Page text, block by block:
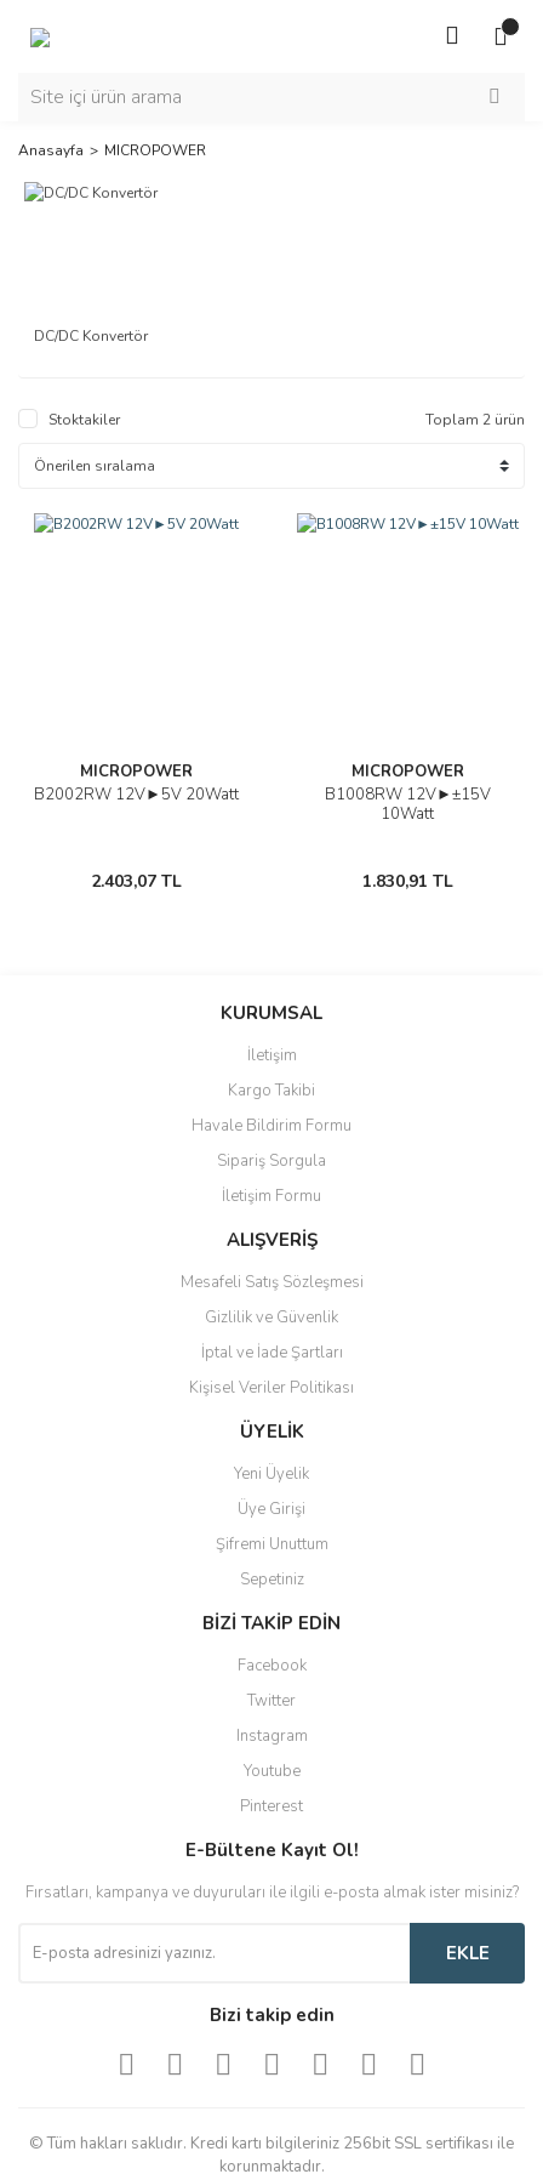
Anasayfa MICROPOWER
DC/DC Konvertör
Stoktakiler Toplam 2 ürün
MICROPOWER
B2002RW 12V►5V 20Watt
2.403,07 TL
MICROPOWER
B1008RW 12V►±15V
10Watt
1.830,91 TL
KURUMSAL
İletişim
Kargo Takibi
Havale Bildirim Formu
Sipariş Sorgula
İletişim Formu
ALIŞVERİŞ
Mesafeli Satış Sözleşmesi
Gizlilik ve Güvenlik
İptal ve İade Şartları
Kişisel Veriler Politikası
ÜYELİK
Yeni Üyelik
Üye Girişi
Şifremi Unuttum
Sepetiniz
BİZİ TAKİP EDİN
Facebook
Twitter
Instagram
Youtube
Pinterest
E-Bültene Kayıt Ol!
Fırsatları, kampanya ve duyuruları ile ilgili e-posta almak ister misiniz?
EKLE
Bizi takip edin
© Tüm hakları saklıdır. Kredi kartı bilgileriniz 256bit SSL sertifikası ile
korunmaktadır.